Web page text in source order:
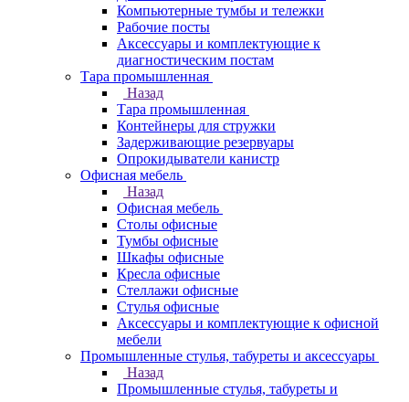
Компьютерные тумбы и тележки
Рабочие посты
Аксессуары и комплектующие к
диагностическим постам
Тара промышленная
Назад
Тара промышленная
Контейнеры для стружки
Задерживающие резервуары
Опрокидыватели канистр
Офисная мебель
Назад
Офисная мебель
Столы офисные
Тумбы офисные
Шкафы офисные
Кресла офисные
Стеллажи офисные
Стулья офисные
Аксессуары и комплектующие к офисной
мебели
Промышленные стулья, табуреты и аксессуары
Назад
Промышленные стулья, табуреты и